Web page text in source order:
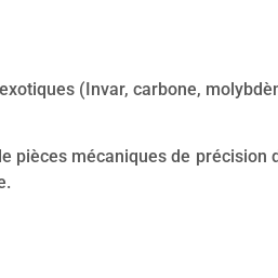
(Invar, carbone,
pièces mécaniques de précision